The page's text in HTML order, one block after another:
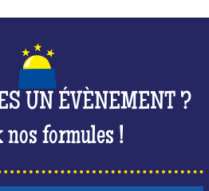
UN ÉVÈNEMENT ?
nos formules !